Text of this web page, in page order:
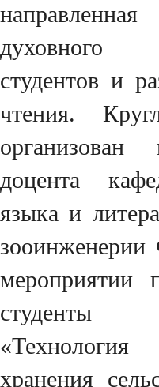
духовного
студентов и
чтения.
доцента
языка и
мероприятии
студенты
хранения